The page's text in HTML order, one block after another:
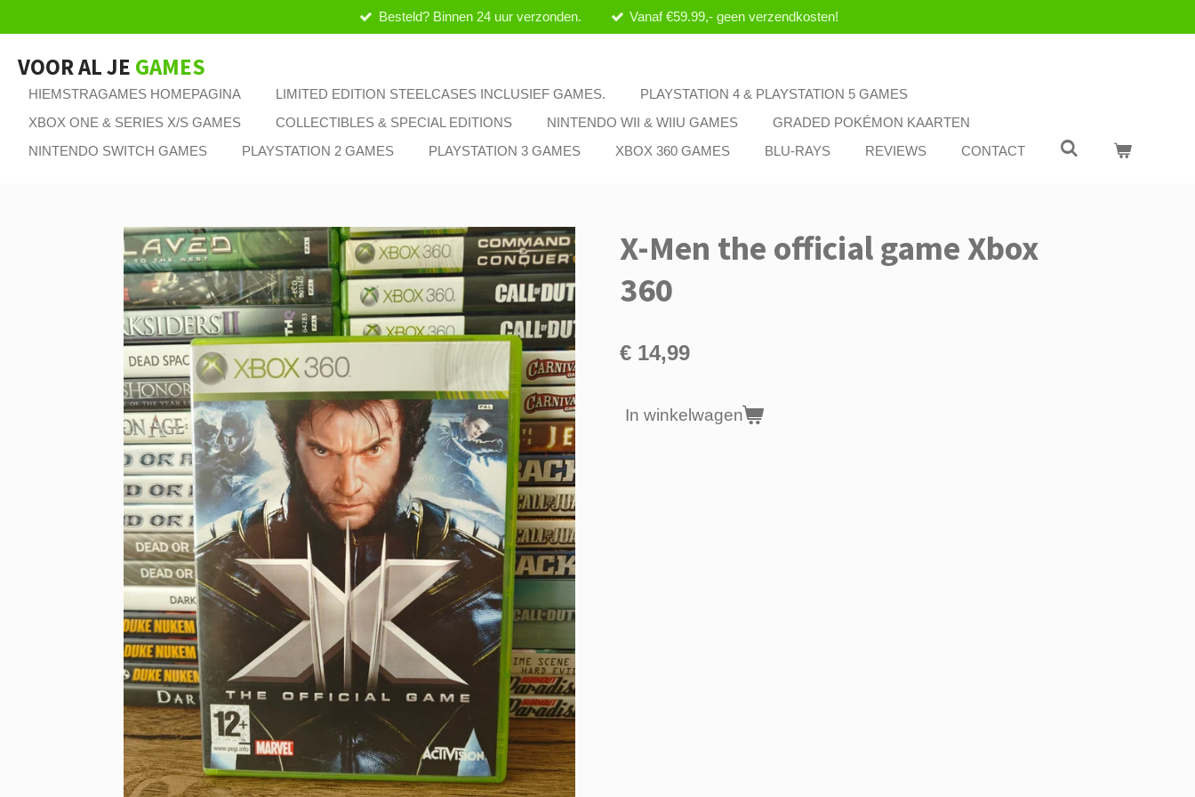
direct
naar
de
hoofdinhoud
Besteld? Binnen 24 uur verzonden. Vanaf €59.99,- geen verzendkosten!
VOOR AL JE GAMES
HIEMSTRAGAMES HOMEPAGINA LIMITED EDITION STEELCASES INCLUSIEF GAMES.
PLAYSTATION 4 & PLAYSTATION 5 GAMES
XBOX ONE & SERIES X/S GAMES
COLLECTIBLES & SPECIAL EDITIONS NINTENDO WII & WIIU GAMES
GRADED POKÉMON KAARTEN
NINTENDO SWITCH GAMES
PLAYSTATION 2 GAMES PLAYSTATION 3 GAMES XBOX 360 GAMES BLU-RAYS REVIEWS CONTACT
X-Men the official game Xbox
360
€ 14,99
In winkelwagen